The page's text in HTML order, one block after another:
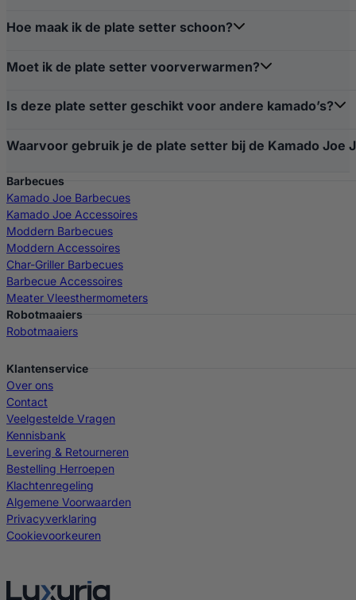
Hoe maak ik de plate setter schoon?
Moet ik de plate setter voorverwarmen?
Is deze plate setter geschikt voor andere kamado’s?
Waarvoor gebruik je de plate setter bij de Kamado Joe
Barbecues
Kamado Joe Barbecues
Kamado Joe Accessoires
Moddern Barbecues
Moddern Accessoires
Char-Griller Barbecues
Barbecue Accessoires
Meater Vleesthermometers
Robotmaaiers
Robotmaaiers
Klantenservice
Over ons
Contact
Veelgestelde Vragen
Kennisbank
Levering & Retourneren
Bestelling Herroepen
Klachtenregeling
Algemene Voorwaarden
Privacyverklaring
Cookievoorkeuren